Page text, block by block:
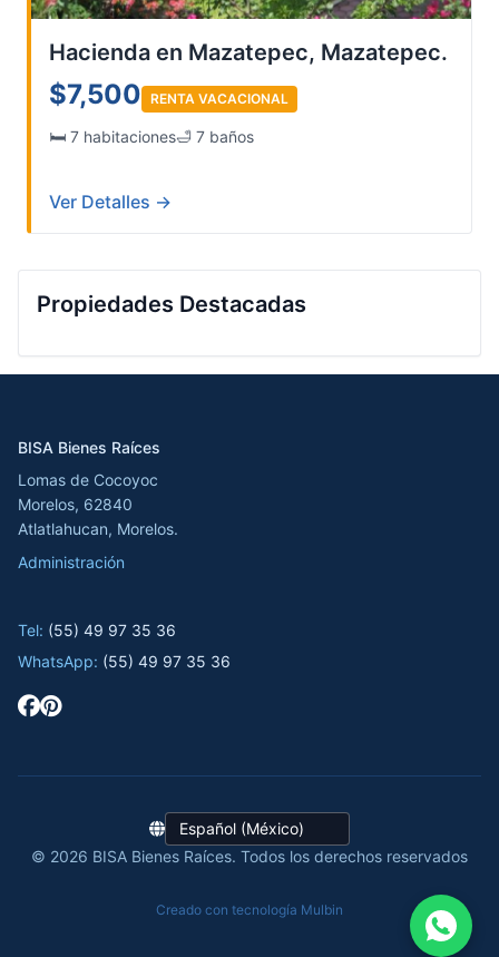
Hacienda en Mazatepec, Mazatepec.
$7,500 RENTA VACACIONAL
🛏️ 7 habitaciones🛁 7 baños
Ver Detalles →
Propiedades Destacadas
BISA Bienes Raíces
Lomas de Cocoyoc
Morelos, 62840
Atlatlahucan, Morelos.
Administración
Tel: (55) 49 97 35 36
WhatsApp: (55) 49 97 35 36
© 2026 BISA Bienes Raíces. Todos los derechos reservados
Creado con tecnología Mulbin